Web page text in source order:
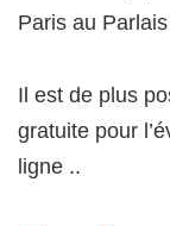
Paris au
Il est de plus
gratuite pour
ligne ..